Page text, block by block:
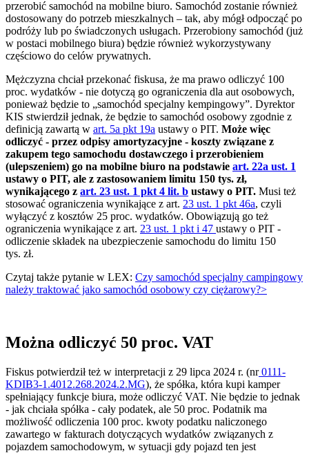
przerobić samochód na mobilne biuro. Samochód zostanie również
dostosowany do potrzeb mieszkalnych – tak, aby mógł odpocząć po
podróży lub po świadczonych usługach. Przerobiony samochód (już
w postaci mobilnego biura) będzie również wykorzystywany
częściowo do celów prywatnych.
Mężczyzna chciał przekonać fiskusa, że ma prawo odliczyć 100
proc. wydatków - nie dotyczą go ograniczenia dla aut osobowych,
ponieważ będzie to „samochód specjalny kempingowy”. Dyrektor
KIS stwierdził jednak, że będzie to samochód osobowy zgodnie z
definicją zawartą w art. 5a pkt 19a ustawy o PIT. Może więc
odliczyć - przez odpisy amortyzacyjne - koszty związane z
zakupem tego samochodu dostawczego i przerobieniem
(ulepszeniem) go na mobilne biuro na podstawie art. 22a ust. 1
ustawy o PIT, ale z zastosowaniem limitu 150 tys. zł,
wynikającego z art. 23 ust. 1 pkt 4 lit. b ustawy o PIT. Musi też
stosować ograniczenia wynikające z art. 23 ust. 1 pkt 46a, czyli
wyłączyć z kosztów 25 proc. wydatków. Obowiązują go też
ograniczenia wynikające z art. 23 ust. 1 pkt i 47 ustawy o PIT -
odliczenie składek na ubezpieczenie samochodu do limitu 150
tys. zł.
Czytaj także pytanie w LEX: Czy samochód specjalny campingowy
należy traktować jako samochód osobowy czy ciężarowy?>
Można odliczyć 50 proc. VAT
Fiskus potwierdził też w interpretacji z 29 lipca 2024 r. (nr0111-
KDIB3-1.4012.268.2024.2.MG), że spółka, która kupi kamper
spełniający funkcje biura, może odliczyć VAT. Nie będzie to jednak
- jak chciała spółka - cały podatek, ale 50 proc. Podatnik ma
możliwość odliczenia 100 proc. kwoty podatku naliczonego
zawartego w fakturach dotyczących wydatków związanych z
pojazdem samochodowym, w sytuacji gdy pojazd ten jest